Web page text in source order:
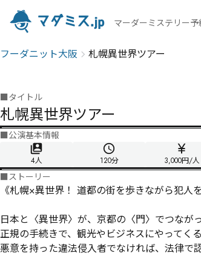
マーダーミステリー
フーダニット大阪 札幌異世界ツアー
■タイトル
札幌異世界ツアー
■公演基本情報
4人 120分 3,000円/人
■ストーリー
《札幌×異世界！ 道都の街を歩きながら犯人
日本と〈異世界〉が、京都の〈門〉でつながっ
正規の手続きで、観光やビジネスにやってく
悪意を持った違法侵入者でなければ、法律で